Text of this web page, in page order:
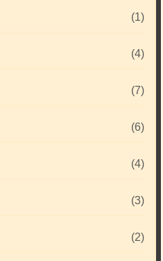
(1)
(4)
(7)
(6)
(4)
(3)
(2)